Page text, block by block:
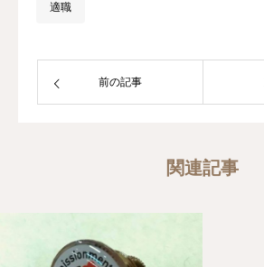
適職
前の記事
関連記事